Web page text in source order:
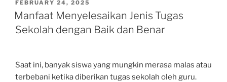
POSTED
ON
FEBRUARY 24, 2025
Manfaat Menyelesaikan Jenis Tugas
Sekolah dengan Baik dan Benar
Saat ini, banyak siswa yang mungkin merasa malas atau
terbebani ketika diberikan tugas sekolah oleh guru.